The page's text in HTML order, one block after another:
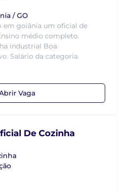
/ GO
em goiânia um oficial de
médio completo.
industrial Boa
Salário da categoria.
Vaga
De Cozinha